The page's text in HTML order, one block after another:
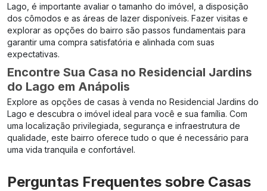
Lago, é importante avaliar o tamanho do imóvel, a disposição
dos cômodos e as áreas de lazer disponíveis. Fazer visitas e
explorar as opções do bairro são passos fundamentais para
garantir uma compra satisfatória e alinhada com suas
expectativas.
Encontre Sua Casa no Residencial Jardins
do Lago em Anápolis
Explore as opções de casas à venda no Residencial Jardins do
Lago e descubra o imóvel ideal para você e sua família. Com
uma localização privilegiada, segurança e infraestrutura de
qualidade, este bairro oferece tudo o que é necessário para
uma vida tranquila e confortável.
Perguntas Frequentes sobre Casas